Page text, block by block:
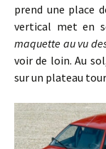
prend une place
vertical met en
maquette au vu
voir de loin. Au
sur un plateau